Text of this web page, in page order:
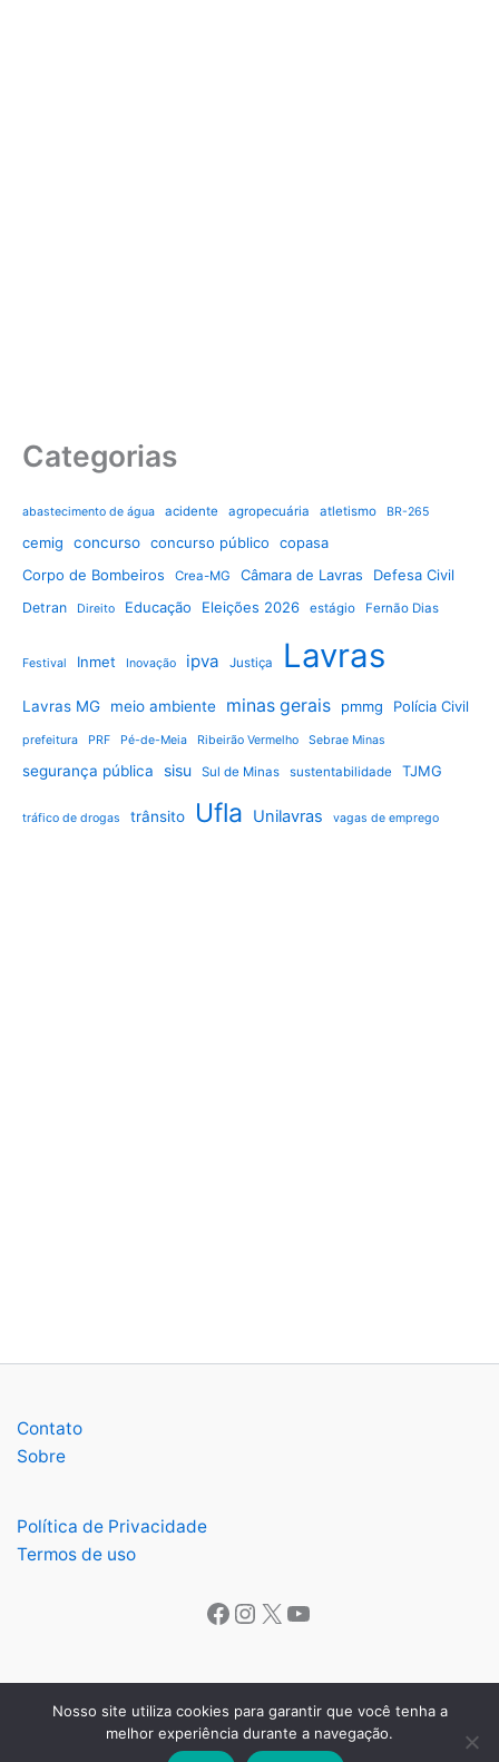
Categorias
abastecimento de água acidente agropecuária atletismo BR-265
cemig concurso concurso público
copasa
Corpo de Bombeiros
Crea-MG Câmara de Lavras Defesa Civil
Detran Direito Educação Eleições 2026 estágio Fernão Dias
Festival Inmet Inovação ipva Justiça Lavras
Lavras MG meio ambiente minas gerais pmmg Polícia Civil
prefeitura PRF Pé-de-Meia Ribeirão Vermelho Sebrae Minas
segurança pública sisu Sul de Minas sustentabilidade TJMG
tráfico de drogas trânsito Ufla Unilavras vagas de emprego
Contato
Sobre
Política de Privacidade
Termos de uso
Copyright © 2026 O Lavrense | Todos os direitos reservados.
Nosso site utiliza cookies para garantir que você tenha a
melhor experiência durante a navegação.